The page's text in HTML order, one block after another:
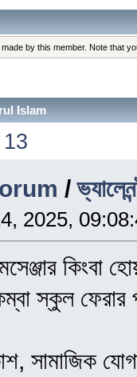
by this member. Note that
Islam
13
/
2025,
কিংবা
স্কুল
সামাজিক